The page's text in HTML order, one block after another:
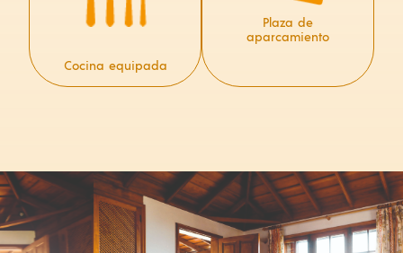
Cocina equipada
Plaza de
aparcamiento